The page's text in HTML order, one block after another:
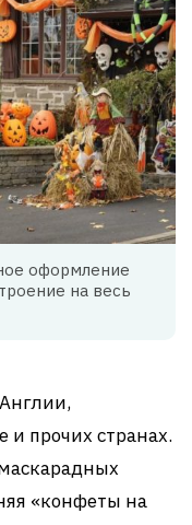
оформление
на весь
прочих странах.
«конфеты на